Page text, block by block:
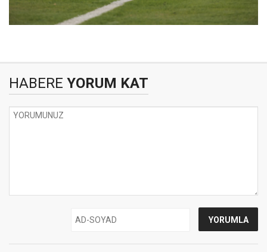
HABERE YORUM KAT